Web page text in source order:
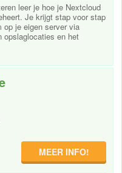
leer je hoe je Nextcloud
Je krijgt stap voor stap
op je eigen server via
opslaglocaties en het
MEER INFO!